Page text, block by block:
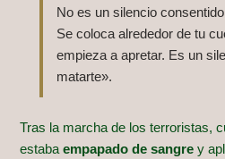
No es un silencio
Se coloca alrededor de tu
empieza a apretar. Es un
matarte».
Tras la marcha de los terroristas,
estabaempapado de sangre y